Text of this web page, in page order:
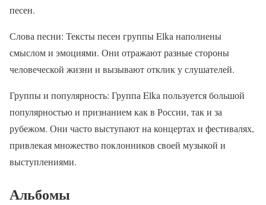
песен.
Слова песни: Тексты песен группы Elka наполнены
смыслом и эмоциями. Они отражают разные стороны
человеческой жизни и вызывают отклик у слушателей.
Группы и популярность: Группа Elka пользуется большой
популярностью и признанием как в России, так и за
рубежом. Они часто выступают на концертах и фестивалях,
привлекая множество поклонников своей музыкой и
выступлениями.
Альбомы